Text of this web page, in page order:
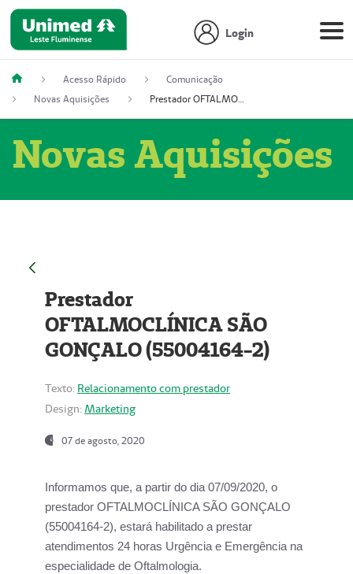
Login
Acesso Rápido
Comunicação
Novas Aquisições
Prestador OFTALMOCLÍNICA SÃO GONÇALO (55004164-2)
Novas Aquisições
Prestador
OFTALMOCLÍNICA SÃO
GONÇALO (55004164-2)
Texto: Relacionamento com prestador
Design: Marketing
07 de agosto, 2020
Informamos que, a partir do dia07/09/2020, o
prestador OFTALMOCLÍNICA SÃO GONÇALO
(55004164-2), estará habilitado a prestar
atendimentos 24 horas Urgência e Emergência na
especialidade de Oftalmologia.